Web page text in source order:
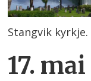
Stangvik kyrkje.
17.